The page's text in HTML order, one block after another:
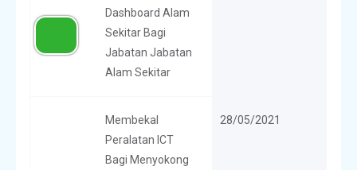
Dashboard Alam
Sekitar Bagi
Jabatan Jabatan
Alam Sekitar
Membekal
Peralatan ICT
Bagi Menyokong
28/05/2021